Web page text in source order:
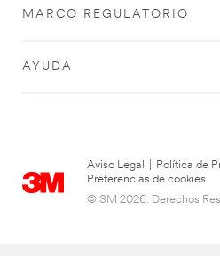
MARCO REGULATORIO
AYUDA
Aviso Legal Política de
Preferencias de cookies
© 3M 2026. Derechos